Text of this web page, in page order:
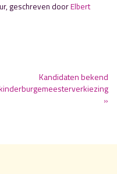
geschreven doorElbert
Kandidaten bekend
»